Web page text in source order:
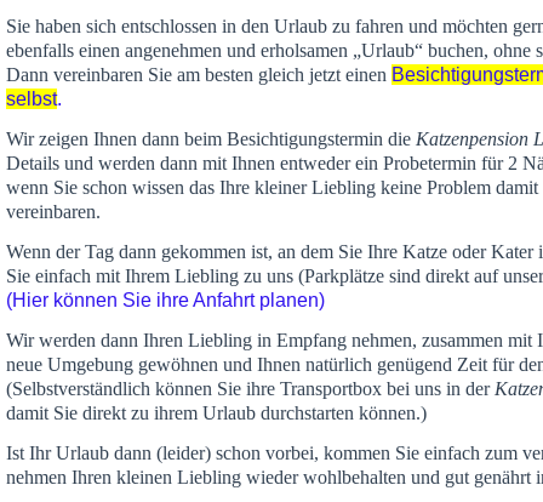
Sie haben sich entschlossen in den Urlaub zu fahren und möchten
ebenfalls einen angenehmen und erholsamen „Urlaub“ buchen, ohne
Dann vereinbaren Sie am besten gleich jetzt einen
selbst.
Wir zeigen Ihnen dann beim Besichtigungstermin die Katzenpension
Details und werden dann mit Ihnen entweder ein Probetermin für 2
wenn Sie schon wissen das Ihre kleiner Liebling keine Problem
vereinbaren.
Wenn der Tag dann gekommen ist, an dem Sie Ihre Katze oder
Sie einfach mit Ihrem Liebling zu uns (Parkplätze sind direkt auf
(Hier können Sie ihre Anfahrt planen)
Wir werden dann Ihren Liebling in Empfang nehmen, zusammen mit
neue Umgebung gewöhnen und Ihnen natürlich genügend Zeit für
(Selbstverständlich können Sie ihre Transportbox bei uns in der
damit Sie direkt zu ihrem Urlaub durchstarten können.)
Ist Ihr Urlaub dann (leider) schon vorbei, kommen Sie einfach zum
nehmen Ihren kleinen Liebling wieder wohlbehalten und gut genährt